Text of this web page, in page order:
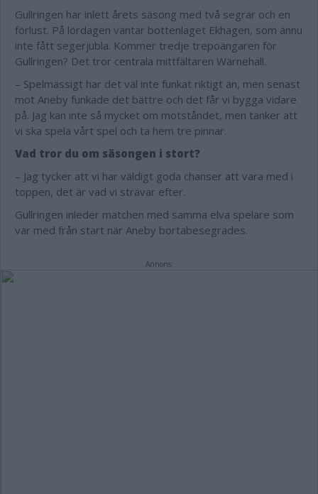
Gullringen har inlett årets säsong med två segrar och en
förlust. På lördagen väntar bottenlaget Ekhagen, som ännu
inte fått segerjubla. Kommer tredje trepoängaren för
Gullringen? Det tror centrala mittfältaren Wärnehall.
– Spelmässigt har det väl inte funkat riktigt än, men senast
mot Aneby funkade det bättre och det får vi bygga vidare
på. Jag kan inte så mycket om motståndet, men tänker att
vi ska spela vårt spel och ta hem tre pinnar.
Vad tror du om säsongen i stort?
– Jag tycker att vi har väldigt goda chanser att vara med i
toppen, det är vad vi strävar efter.
Gullringen inleder matchen med samma elva spelare som
var med från start när Aneby bortabesegrades.
Annons: